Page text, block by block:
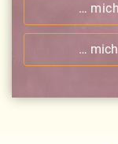
…
…